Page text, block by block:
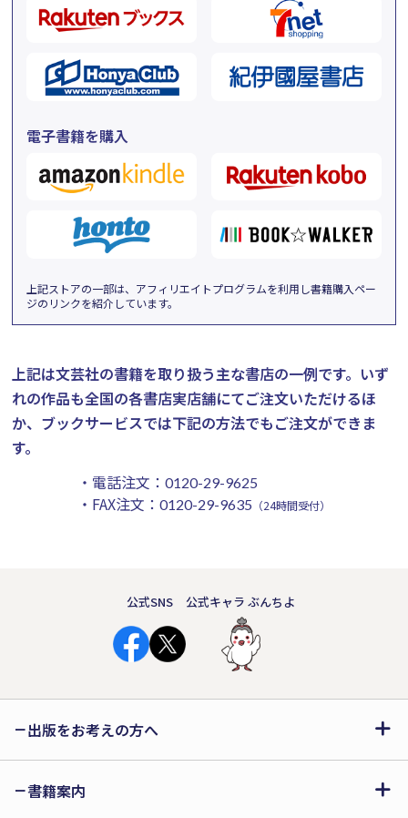
電子書籍を購入
上記ストアの一部は、アフィリエイトプログラムを利用し書籍購入ペー
ジのリンクを紹介しています。
上記は文芸社の書籍を取り扱う主な書店の一例です。 いず
れの作品も全国の各書店実店舗にてご注文いただけるほ
か、ブックサービスでは下記の方法でもご注文ができま
す。
・電話注文： 0120-29-9625
・FAX注文： 0120-29-9635 （24時間受付）
公式SNS 公式キャラ ぶんちよ
出版をお考えの方へ
書籍案内